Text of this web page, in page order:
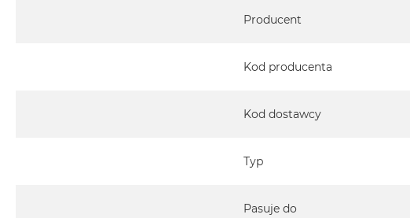
Producent
Kod producenta
Kod dostawcy
Typ
Pasuje do